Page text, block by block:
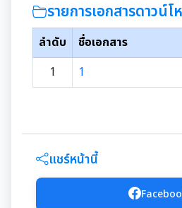
อำนาจหน้าที่ของเทศบาล
แผนการดำเนินงาน
แผนดำเนินงานประจำปี
รายงานผลการดำเนินงานประ
รายงานการติดตามและประเมิ
มุม KM การจัดการความรู้
รายการเอกสารดาวน์โ
ลำดับ
ชื่อเอกสาร
1
1
แชร์หน้านี้